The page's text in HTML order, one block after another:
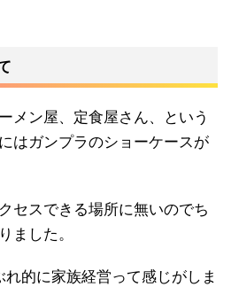
メン屋、定食屋さん、という
はガンプラのショーケースが
セスできる場所に無いのでち
ました。
的に家族経営って感じがしま